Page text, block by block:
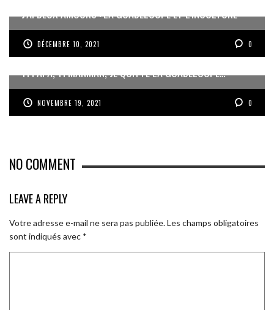
J’AI DEUX AMOURS : LA GUADELOUPE ET L’INCULTURE
DÉCEMBRE 10, 2021 0
TI PAPA, TI MANMAN, JE QUITTE LA GUADELOUPE…
NOVEMBRE 19, 2021 0
NO COMMENT
LEAVE A REPLY
Votre adresse e-mail ne sera pas publiée.Les champs obligatoires
sont indiqués avec *